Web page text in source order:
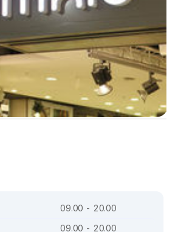
09.00 - 20.00
09.00 - 20.00